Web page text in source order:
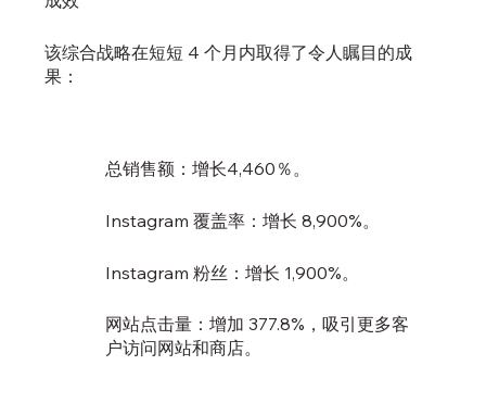
该综合战略在短短 4 个月内取得了令人瞩目的成
果：
总销售额：增长4,460％。
Instagram 覆盖率：增长 8,900%。
Instagram 粉丝：增长 1,900%。
网站点击量：增加 377.8%，吸引更多客
户访问网站和商店。